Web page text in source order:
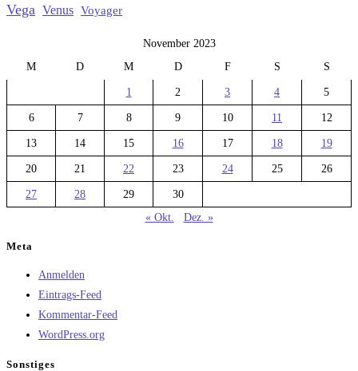
Vega Venus Voyager
November 2023
M
D M D F S S
1 2 3 4 5
6 7 8 9 10 11 12
13 14 15 16 17 18 19
20 21 22 23 24 25 26
27 28 29
30
« Okt.
Dez. »
Meta
Anmelden
Eintrags-Feed
Kommentar-Feed
WordPress.org
Sonstiges